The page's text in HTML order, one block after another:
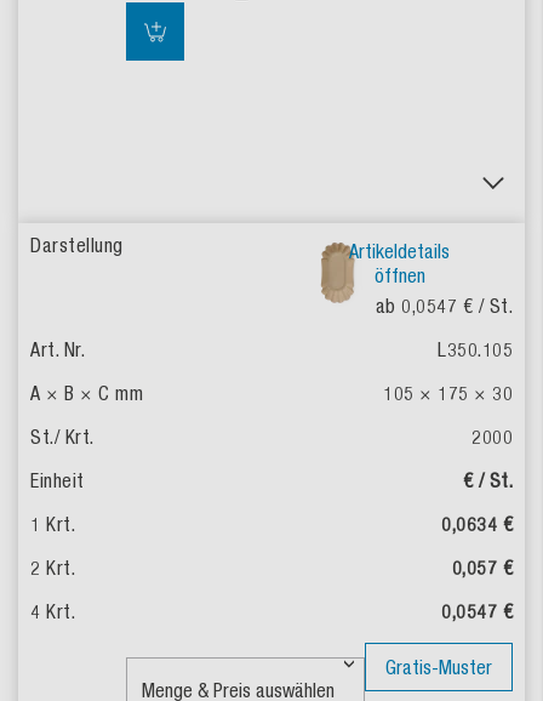
Artikeldetails
öffnen
ab 0,0547 € / St.
L350.105
105 × 175 × 30
2000
€ / St.
0,0634 €
0,057 €
0,0547 €
Gratis-Muster